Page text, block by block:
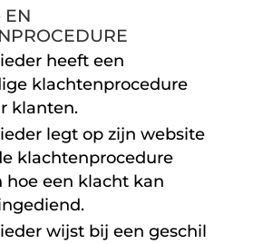
EN
heeft een
klachtenprocedure
klanten.
legt op zijn website
klachtenprocedure
hoe een klacht kan
wijst bij een geschil